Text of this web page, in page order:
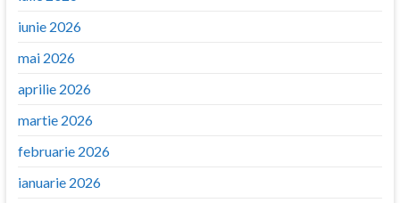
iunie 2026
mai 2026
aprilie 2026
martie 2026
februarie 2026
ianuarie 2026